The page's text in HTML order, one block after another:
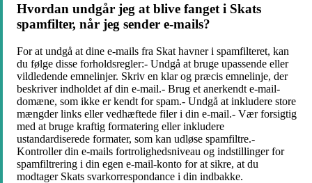
Hvordan undgår jeg at blive fanget i Skats
spamfilter, når jeg sender e-mails?
For at undgå at dine e-mails fra Skat havner i spamfilteret, kan
du følge disse forholdsregler:- Undgå at bruge upassende eller
vildledende emnelinjer. Skriv en klar og præcis emnelinje, der
beskriver indholdet af din e-mail.- Brug et anerkendt e-mail-
domæne, som ikke er kendt for spam.- Undgå at inkludere store
mængder links eller vedhæftede filer i din e-mail.- Vær forsigtig
med at bruge kraftig formatering eller inkludere
ustandardiserede formater, som kan udløse spamfiltre.-
Kontroller din e-mails fortrolighedsniveau og indstillinger for
spamfiltrering i din egen e-mail-konto for at sikre, at du
modtager Skats svarkorrespondance i din indbakke.